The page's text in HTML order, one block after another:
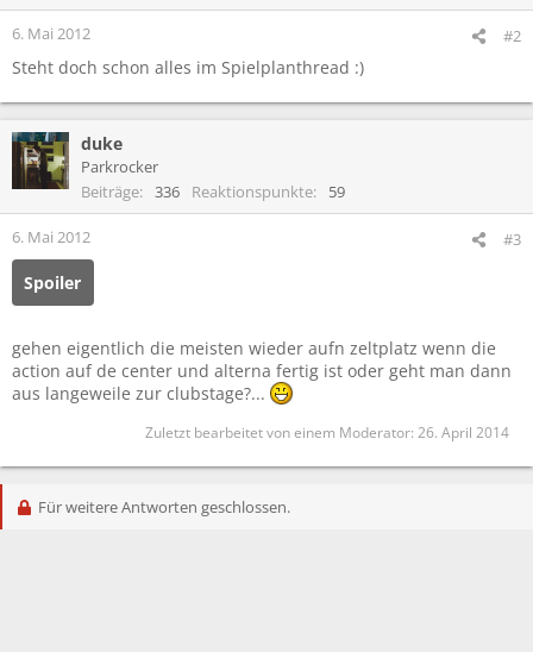
6. Mai 2012 #2
Steht doch schon alles im Spielplanthread :)
duke
Parkrocker
Beiträge
336 Reaktionspunkte 59
6. Mai 2012 #3
Spoiler
gehen eigentlich die meisten wieder aufn zeltplatz wenn die
action auf de center und alterna fertig ist oder geht man dann
aus langeweile zur clubstage?...
Zuletzt bearbeitet von einem Moderator: 26. April 2014
Für weitere Antworten geschlossen.